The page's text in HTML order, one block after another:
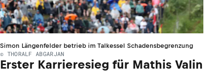
Simon Längenfelder betrieb im Talkessel Schadensbegrenzung
© THORALF ABGARJAN
Erster Karrieresieg für Mathis Valin